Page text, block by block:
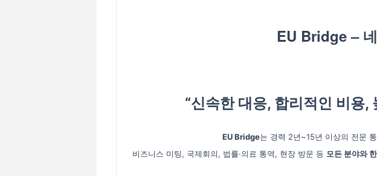
EU Bridge –
“신속한 대응, 합리적인 비용,
EU Bridge는 경력 2년~15년 이상의 전문
비즈니스 미팅, 국제회의, 법률·의료 통역, 현장 방문 등 모든 분야와